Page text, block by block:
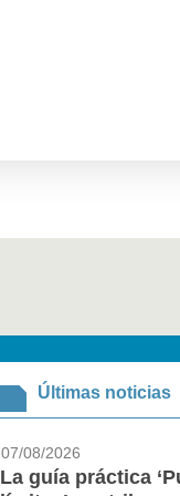
Últimas noticias
07/08/2026
La guía práctica